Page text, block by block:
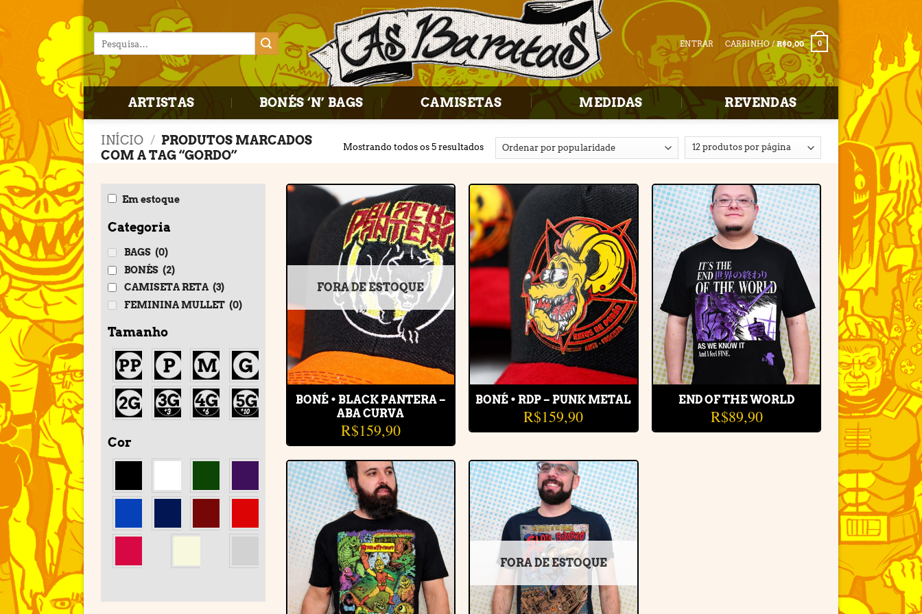
to
content
por:
ENTRAR CARRINHO /R$0,00 0
ARTISTAS BONÉS ‘N’ BAGS CAMISETAS MEDIDAS REVENDAS
INÍCIO / PRODUTOS MARCADOS
COM A TAG “GORDO”
Mostrando todos os 5 resultados
Em estoque
Categoria
BAGS (0)
BONÉS (2)
CAMISETA RETA (3)
FEMININA MULLET (0)
Tamanho
Cor
' ' ' '
' ' '
Adicionar
à lista de
desejos
FORA DE ESTOQUE
BONÉ • BLACK PANTERA –
ABA CURVA
R$159,90
Adicionar
à lista de
desejos
BONÉ • RDP – PUNK METAL
R$159,90
Adicionar
à lista de
desejos
END OF THE WORLD
R$89,90
Adicionar
à lista de
desejos
Adicionar
à lista de
desejos
FORA DE ESTOQUE